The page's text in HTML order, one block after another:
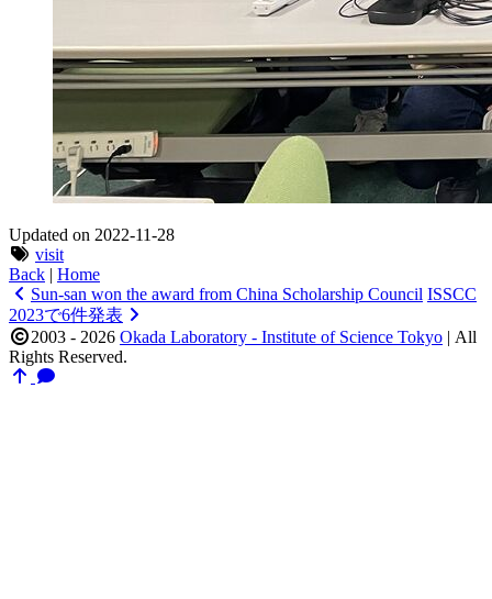
Updated on 2022-11-28
visit
Back | Home
Sun-san won the award from China Scholarship Council ISSCC
2023で6件発表
2003 - 2026 Okada Laboratory - Institute of Science Tokyo | All
Rights Reserved.